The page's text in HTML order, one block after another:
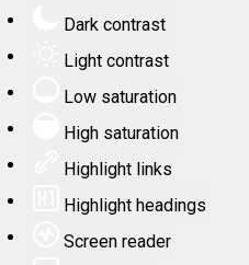
Dark contrast
Light contrast
Low saturation
High saturation
Highlight links
Highlight headings
Screen reader